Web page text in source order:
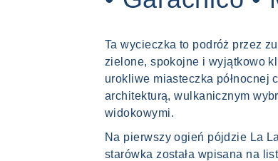
Ta wycieczka to podróż przez
zielone, spokojne i wyjątkowo
urokliwe miasteczka północnej
architekturą, wulkanicznym
widokowymi.
Na pierwszy ogień pójdzie La
starówka została wpisana na